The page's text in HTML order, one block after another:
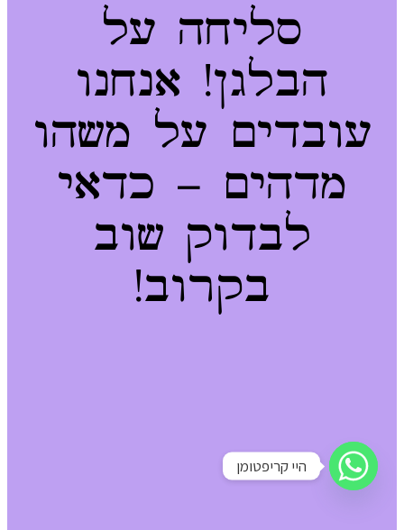
סליחה על
הבלגן! אנחנו
עובדים על משהו
מדהים – כדאי
לבדוק שוב
בקרוב!
היי קריפטומן